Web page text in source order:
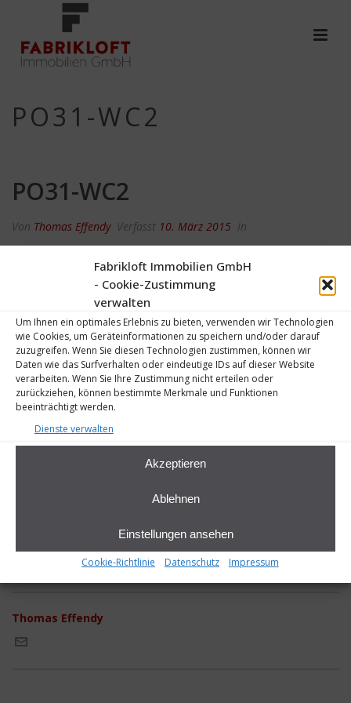
Fabrikloft Immobilien GmbH
- Cookie-Zustimmung
verwalten
Um Ihnen ein optimales Erlebnis zu bieten, verwenden wir Technologien
wie Cookies, um Geräteinformationen zu speichern und/oder darauf
zuzugreifen. Wenn Sie diesen Technologien zustimmen, können wir
Daten wie das Surfverhalten oder eindeutige IDs auf dieser Website
verarbeiten. Wenn Sie Ihre Zustimmung nicht erteilen oder
zurückziehen, können bestimmte Merkmale und Funktionen
beeinträchtigt werden.
Dienste verwalten
Akzeptieren
Ablehnen
Einstellungen ansehen
Cookie-Richtlinie Datenschutz Impressum
PO31-WC2
PO31-WC2
Von Thomas Effendy Verfasst 10. März 2015 In
Thomas Effendy